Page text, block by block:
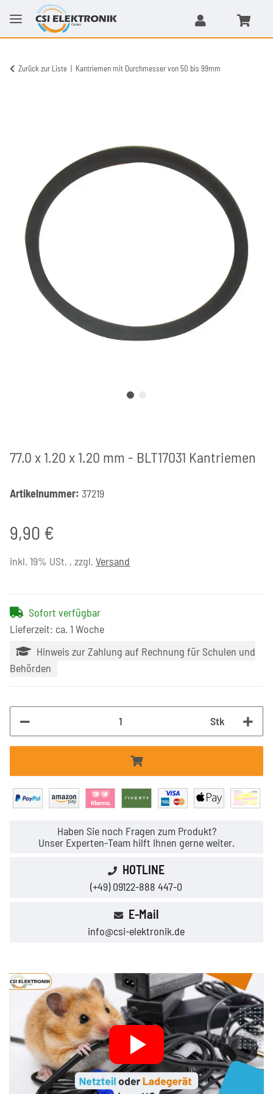
Zurück zur Liste Kantriemen mit Durchmesser von 50 bis 99mm
77.0 x 1.20 x 1.20 mm - BLT17031 Kantriemen
Artikelnummer: 37219
9,90 €
inkl. 19% USt. , zzgl. Versand
Sofort verfügbar
Lieferzeit: ca. 1 Woche
Hinweis zur Zahlung auf Rechnung für Schulen und
Behörden
Stk
Haben Sie noch Fragen zum Produkt?
Unser Experten-Team hilft Ihnen gerne weiter.
HOTLINE
(+49) 09122-888 447-0
E-Mail
info@csi-elektronik.de